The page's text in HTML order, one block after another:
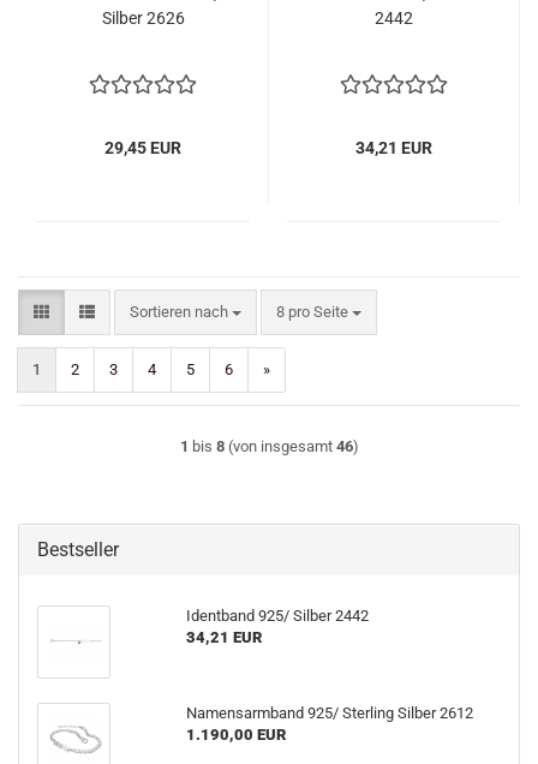
Silber 2626
29,45 EUR
2442
34,21 EUR
Sortieren nach
Sortieren nach 8 pro Seite
pro Seite
1 2 3 4 5 6 »
1 bis 8(von insgesamt 46)
Bestseller
Identband 925/ Silber 2442
34,21 EUR
Namensarmband 925/ Sterling Silber 2612
1.190,00 EUR